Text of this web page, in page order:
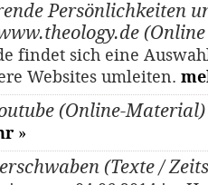
Persönlichkeiten
(Online
findet sich eine
Websites umleiten.
(Online-Material)
»
(Texte /